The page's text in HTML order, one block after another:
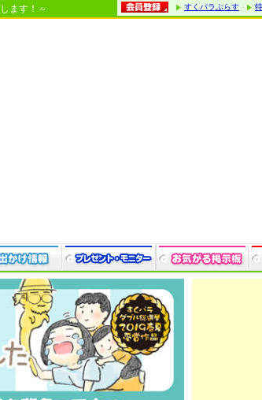
ます！～ すくパラぷらす